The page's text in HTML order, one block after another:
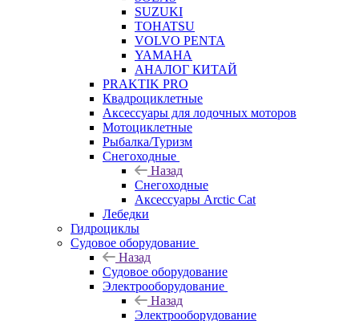
SUZUKI
TOHATSU
VOLVO PENTA
YAMAHA
АНАЛОГ КИТАЙ
PRAKTIK PRO
Квадроциклетные
Аксессуары для лодочных моторов
Мотоциклетные
Рыбалка/Туризм
Снегоходные
Назад
Снегоходные
Аксессуары Arctic Cat
Лебедки
Гидроциклы
Судовое оборудование
Назад
Судовое оборудование
Электрооборудование
Назад
Электрооборудование